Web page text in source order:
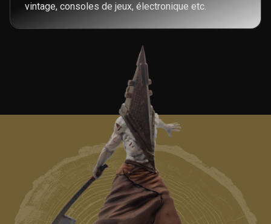
vintage, consoles de jeux, électronique etc.